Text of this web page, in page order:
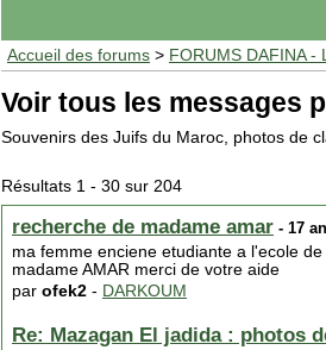
Accueil des forums > FORUMS DAFINA -
Voir tous les messages
Souvenirs des Juifs du Maroc, photos de
Résultats 1 - 30 sur 204
recherche de madame amar - 17
ma femme enciene etudiante a l'ecole
madame AMAR merci de votre aide
par ofek2 - DARKOUM
Re: Mazagan El jadida : photos